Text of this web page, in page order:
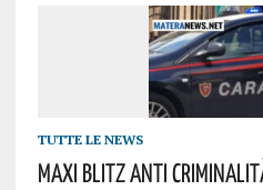
TUTTE LE NEWS
Maxi Blitz Anti